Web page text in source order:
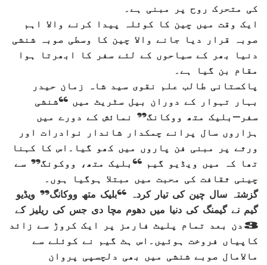
کی متحرک روح پر مبنی ہے۔
ایک وقت میں چین کا کوئلہ پیدا کرنے والا اہم
صوبہ قرار دیا جانے والا چین کا وسطی صوبہ شنشی
دنیا بھر کے سیاحوں کے لئے سفر کا ابھرتا ہوا
مقام بن گیا ہے۔
پاکستانی طالب علم نقوی سید شاہ زمان حیدر
بہار تہوار کے دوران بیل سٹریٹ میں “شنشی
سفر-بلیک متھ ووکانگ” نمائش کے دورے میں
ہزاروں سال پرانے چمکدار شاندار نوادرات اور
ورثے پر مبنی فن پاروں میں کھو گیا۔اس کا کہنا
تھا کہ میں ویڈیو گیم “بلیک متھ، ووکونگ” سے
چینی ثقافت کی محبت میں مبتلا ہوگیا ہوں۔
گزشتہ سال چین کی تیار کردہ “بلیک متھ ووکانگ” ویڈیو
گیم نے گیمنگ کی دنیا میں دھوم مچا دی جس کی ریلیز کے
3دن بعد تمام پلیٹ فارمز پر ایک کروڑ سے زائد
کاپیاں فروخت ہوئیں۔اس ہٹ گیم نے کوئلے سے
مالامال صوبے شنشی میں بھی دلچسپی پروان